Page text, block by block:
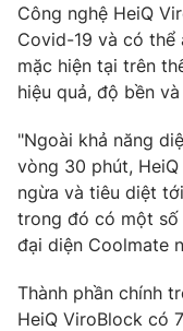
Theo dõi báo trên
Cơ quan báo chí:Thời
Giấy phép hoạt động
cấp ngày 29/12/2023
Tổng Biên tập:Vũ
Phó Tổng Biên tập:
Nguyễn Trọng Ninh
Tổng đài VTV: 024.38
Công nghệ HeiQ
Covid-19 và có thể
mặc hiện tại trên
hiệu quả, độ bền
"Ngoài khả năng
vòng 30 phút,
ngừa và tiêu diệt
trong đó có một số
đại diện Coolmate
Thành phần chính
HeiQ ViroBlock có